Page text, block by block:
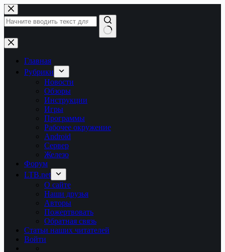
Перейти
к
сути
Ничего
не
найденоГлавная
Рубрики
Новости
Обзоры
Инструкции
Игры
Программы
Рабочее окружение
Android
Сервер
Железо
Форум
LTB.net
О сайте
Наши друзья
Авторы
Пожертвовать
Обратная связь
Статьи наших читателей
Войти